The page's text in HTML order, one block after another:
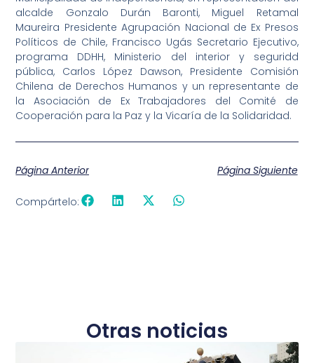
alcalde Gonzalo Durán Baronti, Miguel Retamal
Maureira Presidente Agrupación Nacional de Ex Presos
Políticos de Chile, Francisco Ugás Secretario Ejecutivo,
programa DDHH, Ministerio del interior y seguridd
pública, Carlos López Dawson, Presidente Comisión
Chilena de Derechos Humanos y un representante de
la Asociación de Ex Trabajadores del Comité de
Cooperación para la Paz y la Vicaría de la Solidaridad.
Página Anterior Página Siguiente
Compártelo:
Otras noticias